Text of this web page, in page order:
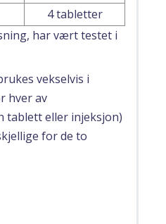
4 tabletter
har vært testet i
vekselvis i
hver av
tablett eller injeksjon)
for de to